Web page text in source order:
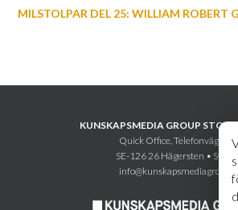
MILSTOLPAR DEL 25: WILLIAM ROBERT
KUNSKAPSMEDIA GROUP
Quick Office, Telefonvägen
SE-126 26 Hägersten • Sweden
info@kunskapsmediagroup.se